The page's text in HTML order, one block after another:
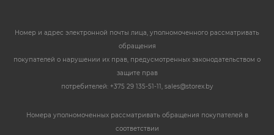
Номер и адрес электронной почты лица, уполномоченного рассматривать
обращения
покупателей о нарушении их прав, предусмотренных законодательством о
защите прав
потребителей: +375 29 135-51-11, sales@storex.by
Номера уполномоченных рассматривать обращения покупателей в
соответствии